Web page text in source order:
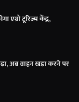
एग्रो टूरिज्म केंद्र,
अब वाहन खड़ा करने पर